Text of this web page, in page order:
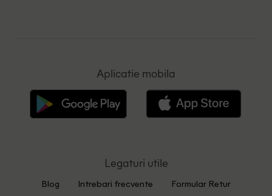
Aplicatie mobila
Legaturi utile
Blog Intrebari frecvente Formular Retur